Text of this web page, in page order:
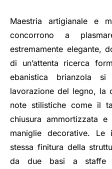
Maestria artigianale e
concorrono a
estremamente elegante,
di un’attenta ricerca
ebanistica brianzola
lavorazione del legno, la
note stilistiche come il
chiusura ammortizzata
maniglie decorative. Le
stessa finitura della
da due basi a staffe